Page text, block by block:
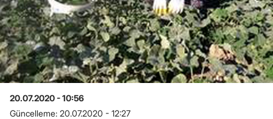
20.07.2020 - 10:56
Güncelleme: 20.07.2020 - 12:27